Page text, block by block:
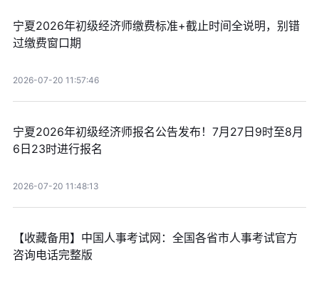
宁夏2026年初级经济师缴费标准+截止时间全说明，别错
过缴费窗口期
2026-07-20 11:57:46
宁夏2026年初级经济师报名公告发布！7月27日9时至8月
6日23时进行报名
2026-07-20 11:48:13
【收藏备用】中国人事考试网：全国各省市人事考试官方
咨询电话完整版